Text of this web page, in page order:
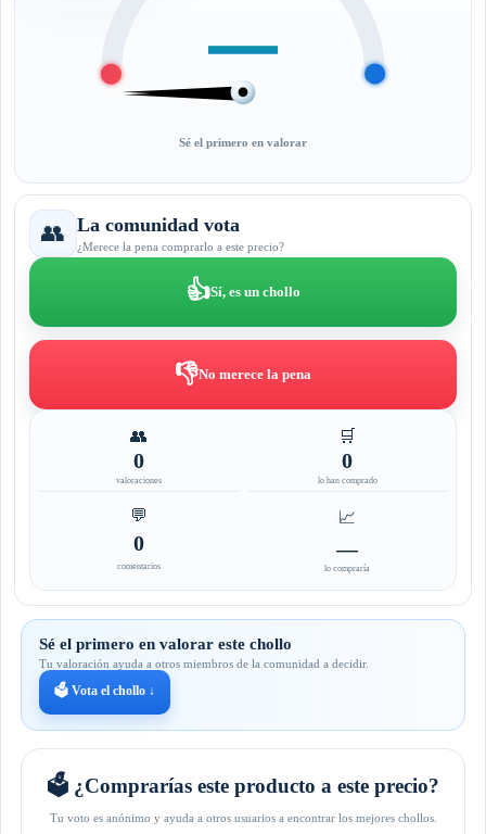
—
Sé el primero en valorar
👥 La comunidad vota
¿Merece la pena comprarlo a este precio?
👍Sí, es un chollo
👎No merece la pena
👥
0
valoraciones
🛒
0
lo han comprado
💬
0
comentarios
📈
—
lo compraría
Sé el primero en valorar este chollo
Tu valoración ayuda a otros miembros de la comunidad a decidir.
🗳️ Vota el chollo ↓
🗳️ ¿Comprarías este producto a este precio?
Tu voto es anónimo y ayuda a otros usuarios a encontrar los mejores chollos.